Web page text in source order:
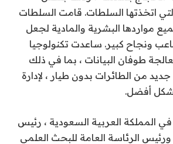
اتخذتها السلطات. قامت السلطات
مواردها البشرية والمادية لجعل
ونجاح كبير. ساعدت تكنولوجيا
طوفان البيانات ، بما في ذلك
من الطائرات بدون طيار ، لإدارة
أفضل.
في المملكة العربية السعودية ، رئيس
الرئاسة العامة للبحث العلمي